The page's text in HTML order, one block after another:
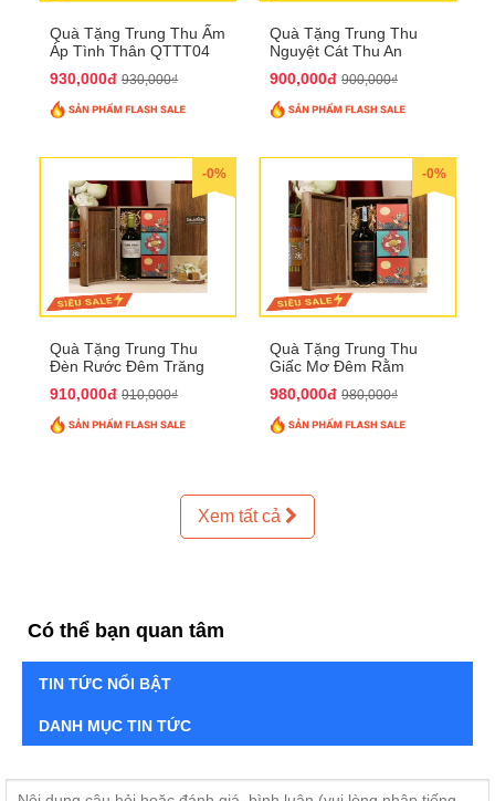
Quà Tặng Trung Thu Ấm
Áp Tình Thân QTTT04
930,000đ 930,000₫
Quà Tặng Trung Thu
Nguyệt Cát Thu An
900,000đ 900,000₫
-0%
Quà Tặng Trung Thu
Đèn Rước Đêm Trăng
910,000đ 910,000₫
-0%
Quà Tặng Trung Thu
Giấc Mơ Đêm Rằm
980,000đ 980,000₫
Xem tất cả
Có thể bạn quan tâm
TIN TỨC NỔI BẬT
DANH MỤC TIN TỨC